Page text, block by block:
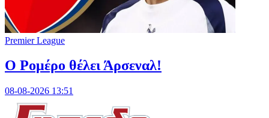
Premier League
Ο Ρομέρο θέλει Άρσεναλ!
08-08-2026 13:51